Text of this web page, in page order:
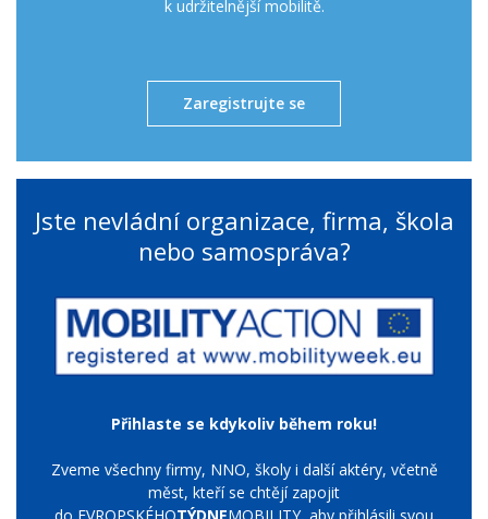
k udržitelnější mobilitě.
Zaregistrujte se
Jste nevládní organizace, firma, škola
nebo samospráva?
Přihlaste se kdykoliv během roku!
Zveme všechny firmy, NNO, školy i další aktéry, včetně
měst, kteří se chtějí zapojit